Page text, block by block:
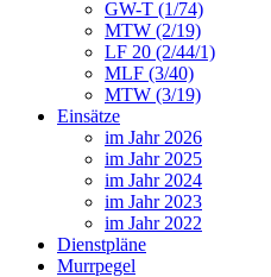
GW-T (1/74)
MTW (2/19)
LF 20 (2/44/1)
MLF (3/40)
MTW (3/19)
Einsätze
im Jahr 2026
im Jahr 2025
im Jahr 2024
im Jahr 2023
im Jahr 2022
Dienstpläne
Murrpegel